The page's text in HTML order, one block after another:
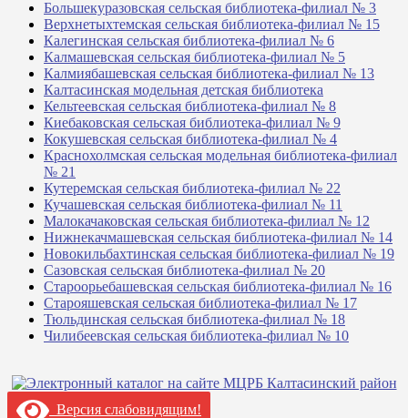
Большекуразовская сельская библиотека-филиал № 3
Верхнетыхтемская сельская библиотека-филиал № 15
Калегинская сельская библиотека-филиал № 6
Калмашевская сельская библиотека-филиал № 5
Калмиябашевская сельская библиотека-филиал № 13
Калтасинская модельная детская библиотека
Кельтеевская сельская библиотека-филиал № 8
Киебаковская сельская библиотека-филиал № 9
Кокушевская сельская библиотека-филиал № 4
Краснохолмская сельская модельная библиотека-филиал
№ 21
Кутеремская сельская библиотека-филиал № 22
Кучашевская сельская библиотека-филиал № 11
Малокачаковская сельская библиотека-филиал № 12
Нижнекачмашевская сельская библиотека-филиал № 14
Новокильбахтинская сельская библиотека-филиал № 19
Сазовская сельская библиотека-филиал № 20
Староорьебашевская сельская библиотека-филиал № 16
Старояшевская сельская библиотека-филиал № 17
Тюльдинская сельская библиотека-филиал № 18
Чилибеевская сельская библиотека-филиал № 10
Версия слабовидящим!